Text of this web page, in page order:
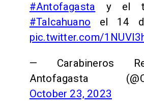
#Antofagasta y el
#Talcahuano el 14
pic.twitter.com/
— Carabineros
Antofagasta
October 23, 2023